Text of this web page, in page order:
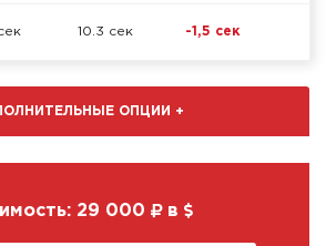
10.3 сек -1,5 сек
ОПЦИИ +
29 000 в